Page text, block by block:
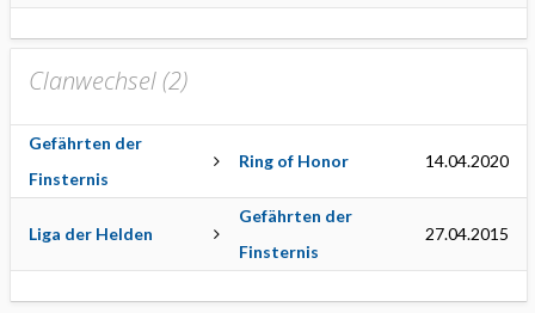
Clanwechsel (2)
Gefährten der
Finsternis
Ring of Honor 14.04.2020
Liga der Helden
Gefährten der
Finsternis
27.04.2015